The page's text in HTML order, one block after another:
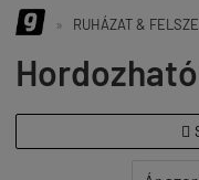
» RUHÁZAT &
